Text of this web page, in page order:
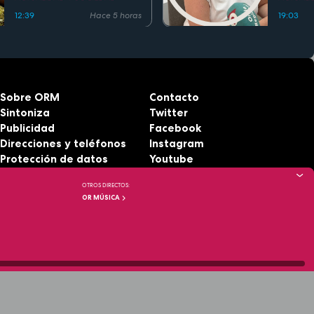
12:39
Hace 5 horas
19:03
Sobre ORM
Sintoniza
Publicidad
Direcciones y teléfonos
Protección de datos
Contacto
Twitter
Facebook
Instagram
Youtube
OTROS DIRECTOS:
OR MÚSICA